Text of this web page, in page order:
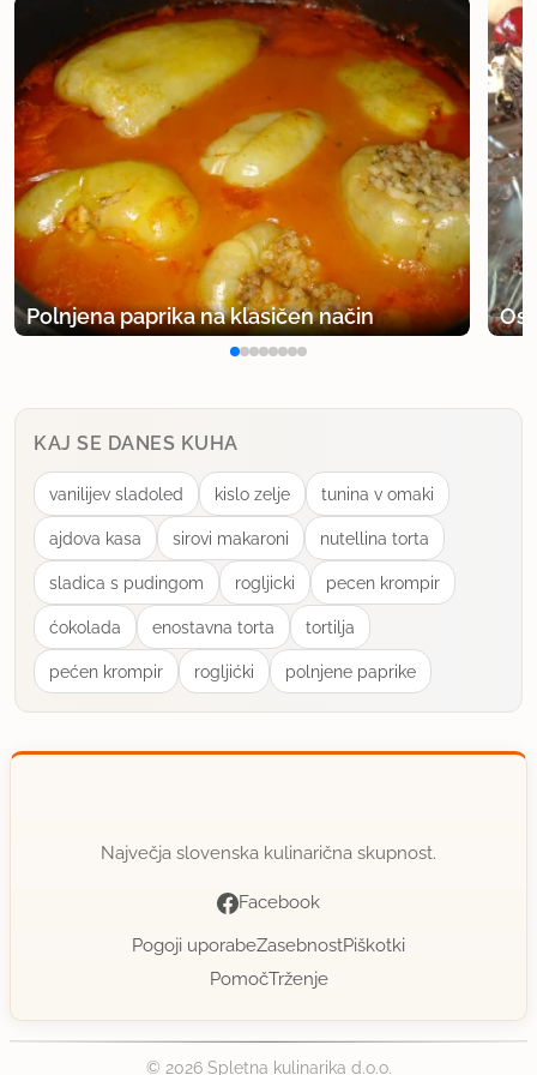
Polnjena paprika na klasičen način
KAJ SE DANES KUHA
vanilijev sladoled kislo zelje tunina v omaki
ajdova kasa sirovi makaroni nutellina torta
sladica s pudingom rogljicki pecen krompir
ćokolada enostavna torta tortilja
pećen krompir rogljićki polnjene paprike
Največja slovenska kulinarična skupnost.
Facebook
Pogoji uporabeZasebnostPiškotki
PomočTrženje
© 2026 Spletna kulinarika d.o.o.